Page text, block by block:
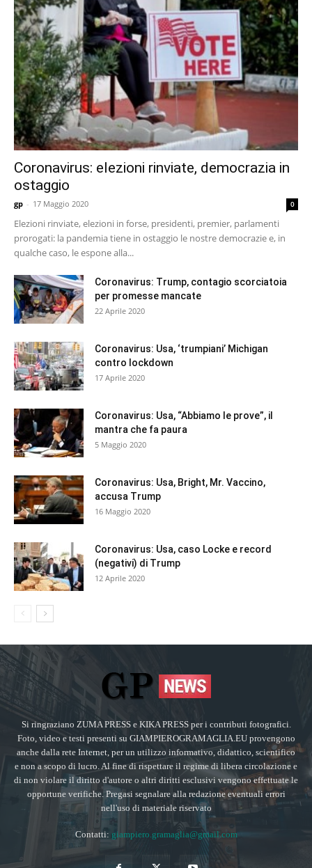
Coronavirus: elezioni rinviate, democrazia in
ostaggio
gp - 17 Maggio 2020 0
Elezioni rinviate, elezioni in forse, presidenti, premier, parlamenti
prorogati: la pandemia tiene in ostaggio le nostre democrazie e, in
qualche caso, le espone alla...
Coronavirus: Trump, contagio scorciatoia
per promesse mancate
22 Aprile 2020
Coronavirus: Usa, ‘trumpiani’ Michigan
contro lockdown
17 Aprile 2020
Coronavirus: Usa, “Abbiamo le prove”, il
mantra che fa paura
5 Maggio 2020
Coronavirus: Usa, Bright, Mr. Vaccino,
accusa Trump
16 Maggio 2020
Coronavirus: Usa, caso Locke e record
(negativi) di Trump
12 Aprile 2020
Si ringraziano ZUMA PRESS e KIKA PRESS per i contributi fotografici.
Foto, video e testi presenti su GIAMPIEROGRAMAGLIA.EU provengono
anche dalla rete Internet, per un utilizzo informativo, didattico, scientifico
e non a scopo di lucro. Al fine di rispettare il regime di libera circolazione e
di non violare il diritto d'autore o altri diritti esclusivi vengono effettuate le
opportune verifiche. Pregasi segnalare alla redazione eventuali errori
nell'uso di materiale riservato
Contatti: giampiero.gramaglia@gmail.com